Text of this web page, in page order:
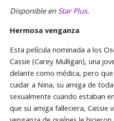
Disponible enStar Plus.
Hermosa venganza
Esta película nominada a los
Cassie (Carey Mulligan), una
delante como médica, pero
cuidar a Nina, su amiga de
sexualmente cuando estaban
que su amiga falleciera, Cassie